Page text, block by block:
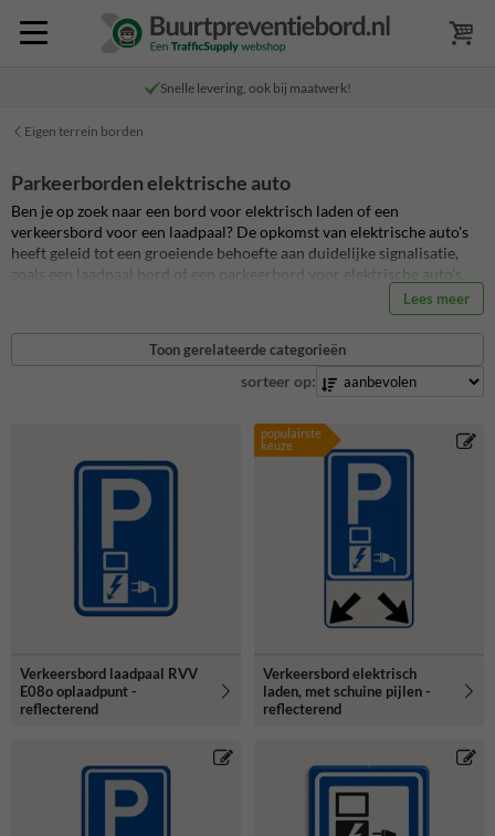
Snelle levering, ook bij maatwerk!
Eigen terrein borden
Parkeerborden elektrische auto
Ben je op zoek naar een bord voor elektrisch laden of een
verkeersbord voor een laadpaal? De opkomst van elektrische auto's
heeft geleid tot een groeiende behoefte aan duidelijke signalisatie,
zoals een laadpaal bord of een parkeerbord voor elektrische auto's.
Deze borden spelen een cruciale rol in het stroomlijnen van het
opladen van elektrische voertuigen. In onze webshop vind je een
ongekend breed assortiment borden voor het opladen van elektrische
voertuigen die bijdragen aan een efficiënte en overzichtelijke
Heb je één of meerdere oplaadpunten (laadpalen)
voor de juiste laadpaal borden bij uw oplaadpunten voor elektrische
auto's. Zodat bezoekers, bewoners of medewerkers de oplaadpunten
eenvoudig kunnen vinden. Bestel een standaard parkeerbord
elektrische auto of laadpaal bord of bewerk eenvoudig één van de
onderstaande verkeersborden elektrische auto.
Lees meer
Toon gerelateerde categorieën
sorteer op:
Verkeersbord laadpaal RVV
E08o oplaadpunt -
reflecterend
populairste
keuze
Verkeersbord elektrisch
laden, met schuine pijlen -
reflecterend